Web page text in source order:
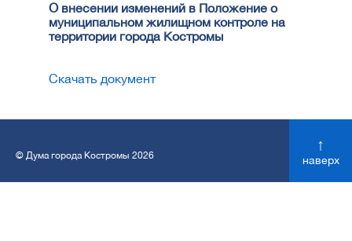
О внесении изменений в Положение о
муниципальном жилищном контроле на
территории города Костромы
Скачать документ
© Дума города Костромы 2026
↑
наверх